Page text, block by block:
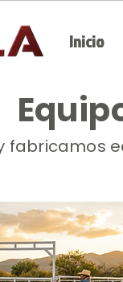
Inicio
fabricamos